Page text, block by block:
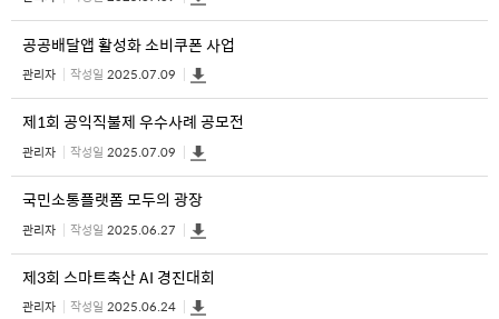
공공배달앱 활성화 소비쿠폰 사업
관리자 작성일 2025.07.09
제1회 공익직불제 우수사례 공모전
관리자 작성일 2025.07.09
국민소통플랫폼 모두의 광장
관리자 작성일 2025.06.27
제3회 스마트축산 AI 경진대회
관리자 작성일 2025.06.24